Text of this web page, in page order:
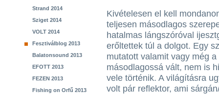
Strand 2014
Sziget 2014
VOLT 2014
Fesztiválblog 2013
Balatonsound 2013
EFOTT 2013
FEZEN 2013
Fishing on Orfű 2013
Kivételesen el kell
teljesen másodlagos
hatalmas lángszóróval
erőltettek túl a dolgot. Egy
mutatott valamit vagy még
másodlagossá vált, nem is
vele történik. A világításra
volt pár reflektor, ami